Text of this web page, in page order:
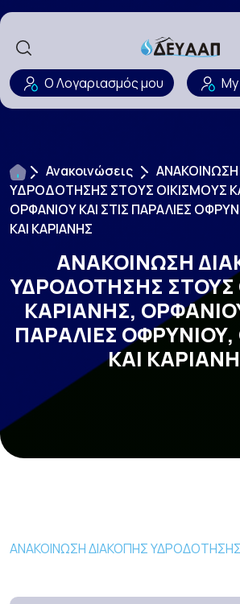
Ο Λογαριασμός μου
Ανακοινώσεις
ΥΔΡΟΔΟΤΗΣΗΣ ΣΤΟΥΣ ΟΙΚΙΣΜΟΥΣ
ΟΡΦΑΝΙΟΥ ΚΑΙ ΣΤΙΣ ΠΑΡΑΛΙΕΣ
ΚΑΙ ΚΑΡΙΑΝΗΣ
ΑΝΑΚΟΙΝΩΣΗ
ΥΔΡΟΔΟΤΗΣΗΣ ΣΤΟΥΣ
ΚΑΡΙΑΝΗΣ,
ΠΑΡΑΛΙΕΣ
ΚΑΙ
ΑΝΑΚΟΙΝΩΣΗ ΔΙΑΚΟΠΗΣ